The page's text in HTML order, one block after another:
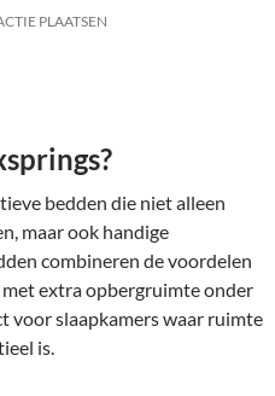
PLAATSEN
bedden die niet alleen
maar ook handige
combineren de voordelen
extra opbergruimte onder
voor slaapkamers waar ruimte
is.